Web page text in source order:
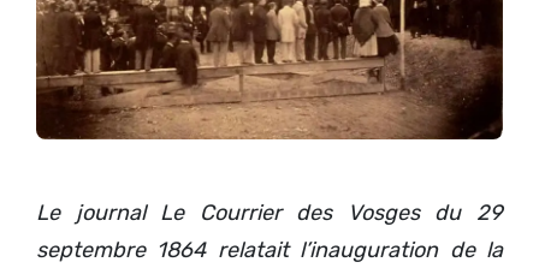
Le journal Le Courrier des Vosges du 29
septembre 1864 relatait l’inauguration de la